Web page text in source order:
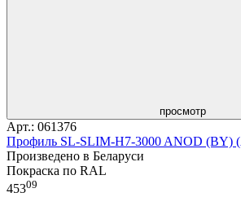
просмотр
Арт.: 061376
Профиль SL-SLIM-H7-3000 ANOD
Произведено в Беларуси
Покраска по RAL
45309